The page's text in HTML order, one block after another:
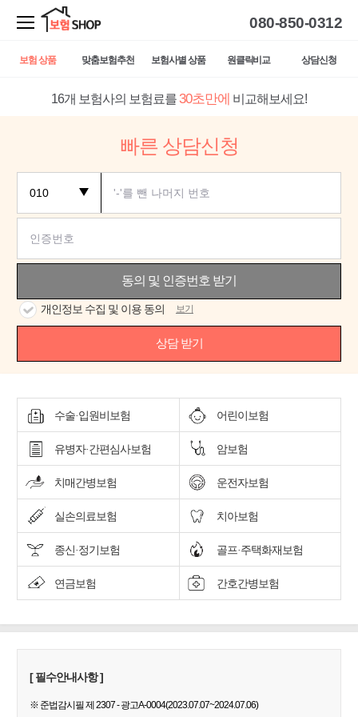
080-850-0312
보험 상품 맞춤보험추천 보험사별 상품 원클릭비교 상담신청
16개 보험사의 보험료를30초만에 비교해보세요!
빠른 상담신청
동의 및 인증번호 받기
개인정보 수집 및 이용 동의 보기
상담 받기
수술·입원비보험 어린이보험
유병자·간편심사보험 암보험
치매간병보험 운전자보험
실손의료보험 치아보험
종신·정기보험 골프·주택화재보험
연금보험 간호간병보험
[ 필수안내사항 ]
※ 준법감시필 제 2307 - 광고A-0004(2023.07.07~2024.07.06)